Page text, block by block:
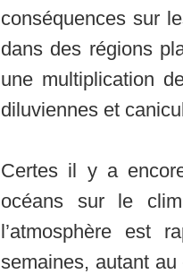
conséquences sur
dans des régions
une multiplication
diluviennes et
Certes il y a
océans sur le
l’atmosphère est
semaines, autant